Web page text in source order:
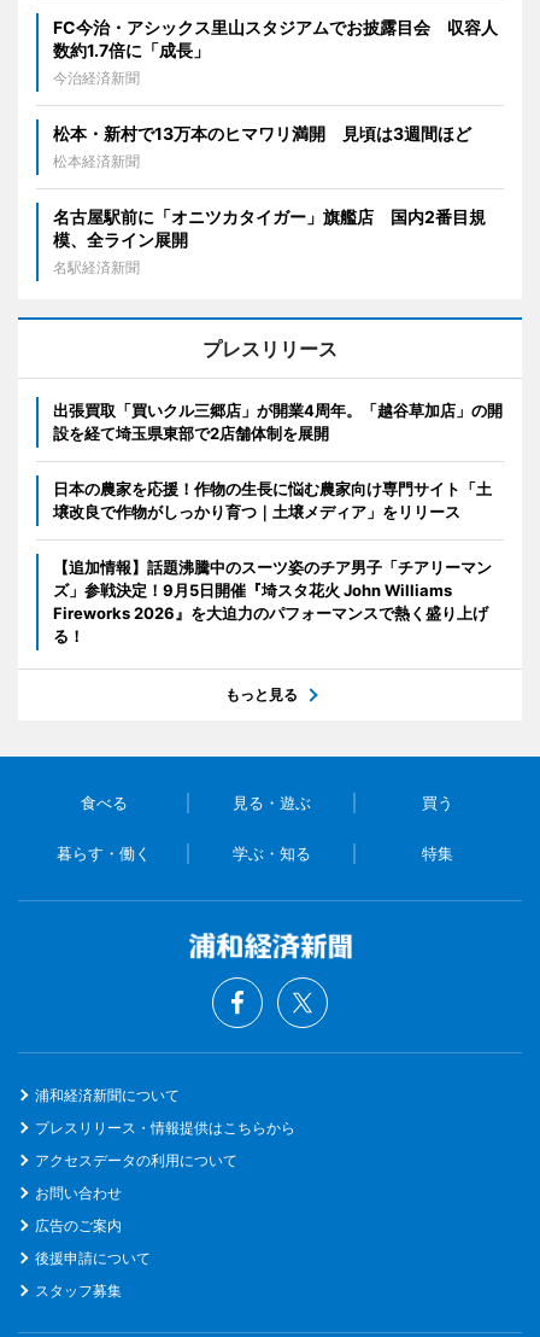
FC今治・アシックス里山スタジアムでお披露目会 収容人
数約1.7倍に「成長」
今治経済新聞
松本・新村で13万本のヒマワリ満開 見頃は3週間ほど
松本経済新聞
名古屋駅前に「オニツカタイガー」旗艦店 国内2番目規
模、全ライン展開
名駅経済新聞
プレスリリース
出張買取「買いクル三郷店」が開業4周年。「越谷草加店」の開
設を経て埼玉県東部で2店舗体制を展開
日本の農家を応援！作物の生長に悩む農家向け専門サイト「土
壌改良で作物がしっかり育つ｜土壌メディア」をリリース
【追加情報】話題沸騰中のスーツ姿のチア男子「チアリーマン
ズ」参戦決定！9月5日開催『埼スタ花火 John Williams
Fireworks 2026』を大迫力のパフォーマンスで熱く盛り上げ
る！
もっと見る
食べる 見る・遊ぶ 買う
暮らす・働く 学ぶ・知る 特集
浦和経済新聞について
プレスリリース・情報提供はこちらから
アクセスデータの利用について
お問い合わせ
広告のご案内
後援申請について
スタッフ募集